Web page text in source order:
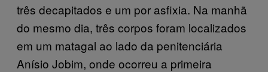
três decapitados e um por asfixia. Na manhã
do mesmo dia, três corpos foram localizados
em um matagal ao lado da penitenciária
Anísio Jobim, onde ocorreu a primeira